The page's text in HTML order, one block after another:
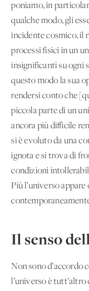
poniamo, in
qualche modo, gli
incidente cosmico, il
processi fisici in un
insignificanti su ogni
questo modo la sua
rendersi conto che
piccola parte di un
ancora più difficile
si è evoluto da una
ignota e si trova di
condizioni
Più l’universo
Il senso
Non sono d’accordo
l’universo è